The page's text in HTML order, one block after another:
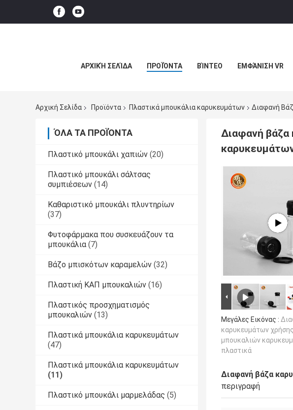
ΑΡΧΙΚΉ ΣΕΛΊΔΑ ΠΡΟΪΌΝΤΑ ΒΊΝΤΕΟ ΕΜΦΆΝΙΣΗ VR
Αρχική Σελίδα Προϊόντα Πλαστικά μπουκάλια καρυκευμάτων Διαφανή
ΌΛΑ ΤΑ ΠΡΟΪΌΝΤΑ
Πλαστικό μπουκάλι χαπιών (20)
Πλαστικό μπουκάλι σάλτσας
συμπιέσεων (14)
Καθαριστικό μπουκάλι πλυντηρίων
(37)
Φυτοφάρμακα που συσκευάζουν τα
μπουκάλια (7)
Βάζο μπισκότων καραμελών (32)
Πλαστική ΚΑΠ μπουκαλιών (16)
Πλαστικός προσχηματισμός
μπουκαλιών (13)
Πλαστικά μπουκάλια καρυκευμάτων
(47)
Πλαστικά μπουκάλια καρυκευμάτων
(11)
Πλαστικό μπουκάλι μαρμελάδας (5)
Διαφανή βάζα
Μεγάλες Εικόνας :
καρυκευμάτων
μπουκαλιών
πλαστικά
Διαφανή βάζα
περιγραφή